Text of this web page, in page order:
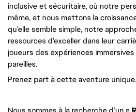
inclusive et sécuritaire, où notre
même, et nous mettons la
qu’elle semble simple, notre
ressources d’exceller dans leur
joueurs des expériences
pareilles.
Prenez part à cette aventure unique.